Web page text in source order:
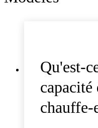
Qu'est-
capacité
chauffe-